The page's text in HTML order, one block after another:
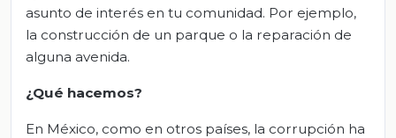
asunto de interés en tu comunidad. Por ejemplo,
la construcción de un parque o la reparación de
alguna avenida.
¿Qué hacemos?
En México, como en otros países, la corrupción ha